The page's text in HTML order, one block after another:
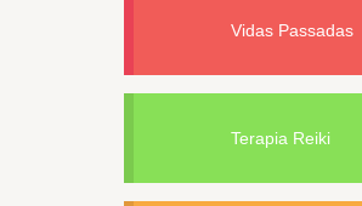
Vidas Passadas
Terapia Reiki